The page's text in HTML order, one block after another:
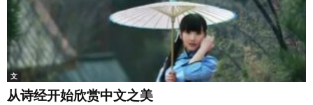
文
从诗经开始欣赏中文之美